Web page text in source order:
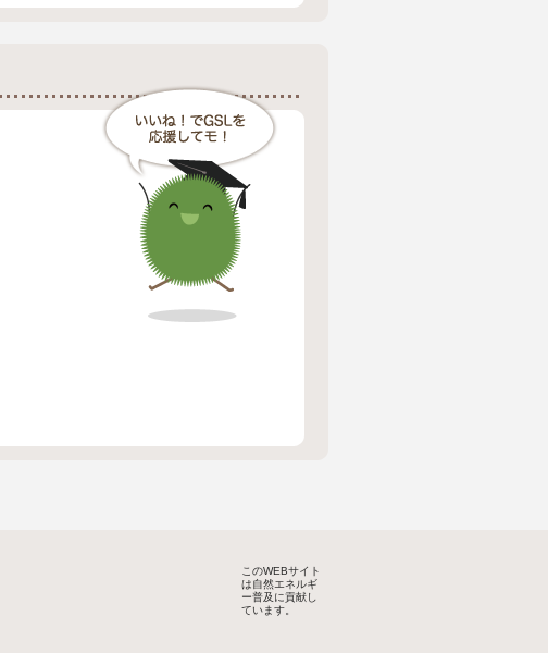
このWEBサイト
は自然エネルギ
ー普及に貢献し
ています。